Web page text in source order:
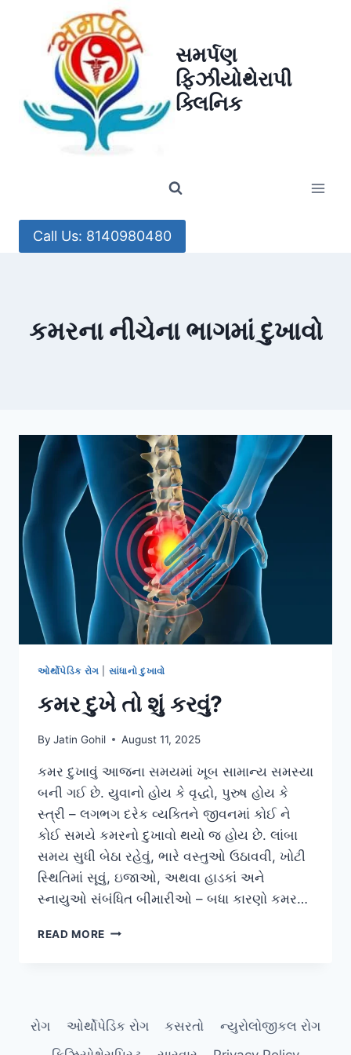
સમર્પણ
ફિઝીયોથેરાપી
ક્લિનિક
Call Us: 8140980480
કમરના નીચેના ભાગમાં દુખાવો
ઓર્થોપેડિક રોગ સાંધાનો દુખાવો
કમર દુખે તો શું કરવું?
By Jatin Gohil August 11, 2025
કમર દુખાવું આજના સમયમાં ખૂબ સામાન્ય સમસ્યા
બની ગઈ છે. યુવાનો હોય કે વૃદ્ધો, પુરુષ હોય કે
સ્ત્રી – લગભગ દરેક વ્યક્તિને જીવનમાં કોઈ ને
કોઈ સમયે કમરનો દુખાવો થયો જ હોય છે. લાંબા
સમય સુધી બેઠા રહેવું, ભારે વસ્તુઓ ઉઠાવવી, ખોટી
સ્થિતિમાં સૂવું, ઇજાઓ, અથવા હાડકાં અને
સ્નાયુઓ સંબંધિત બીમારીઓ – બધા કારણો કમર…
READ MORE કમર
રોગ ઓર્થોપેડિક રોગ કસરતો
ન્યુરોલોજીકલ રોગ